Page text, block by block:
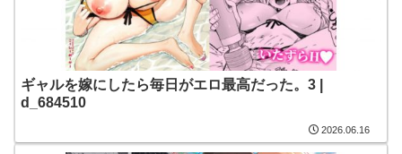
ギャルを嫁にしたら毎日がエロ最高だった。3 |
d_684510
2026.06.16